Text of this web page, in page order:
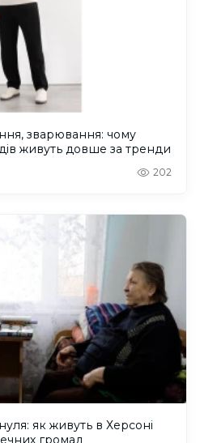
зварювання: чому
живуть довше за тренди
202
як живуть в Херсоні
громад